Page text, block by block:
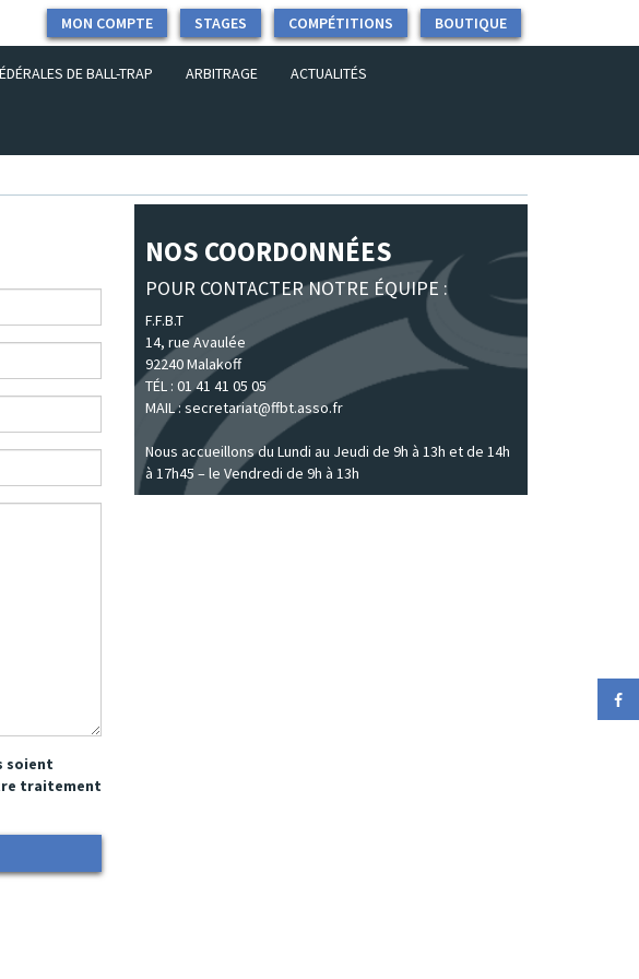
BOUTIQUE
COMPÉTITIONS
STAGES
MON COMPTE
DE BALL-TRAP ARBITRAGE ACTUALITÉS
soient
traitement
NOS COORDONNÉES
POUR CONTACTER NOTRE ÉQUIPE :
F.F.B.T
14, rue Avaulée
92240 Malakoff
TÉL : 01 41 41 05 05
MAIL : secretariat@ffbt.asso.fr
Nous accueillons du Lundi au Jeudi de 9h à 13h et de 14h
à 17h45 – le Vendredi de 9h à 13h